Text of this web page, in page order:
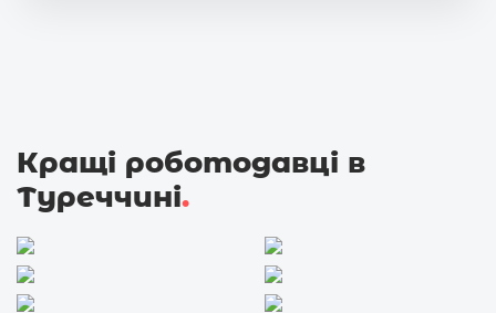
Кращі роботодавці в
Туреччині.